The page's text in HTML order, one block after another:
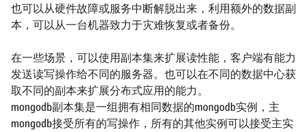
也可以从硬件故障或服务中断解脱出来，利用额外的数据副
本，可以从一台机器致力于灾难恢复或者备份。
在一些场景，可以使用副本集来扩展读性能，客户端有能力
发送读写操作给不同的服务器。也可以在不同的数据中心获
取不同的副本来扩展分布式应用的能力。
mongodb副本集是一组拥有相同数据的mongodb实例，主
mongodb接受所有的写操作，所有的其他实例可以接受主实